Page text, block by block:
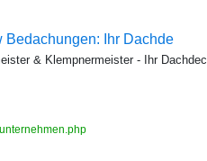
Bedachungen: Ihr Dachde
& Klempnermeister - Ihr